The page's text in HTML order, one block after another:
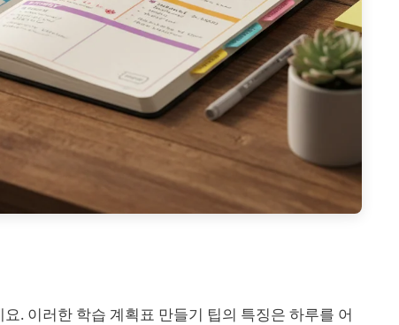
. 이러한 학습 계획표 만들기 팁의 특징은 하루를 어